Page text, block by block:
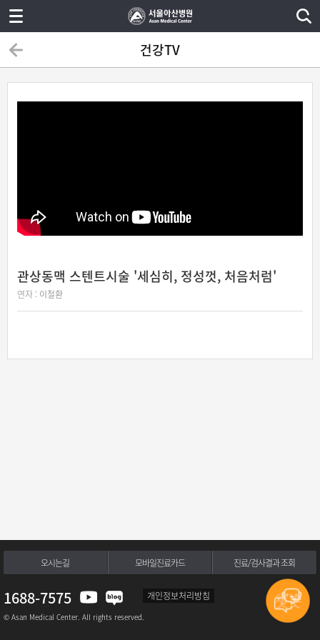
건강TV
관상동맥 스텐트시술 '세심히, 정성껏, 처음처럼'
연자 : 이철환
오시는길 모바일진료카드 진료/검사결과 조회
1688-7575 개인정보처리방침
© Asan Medical Center. All rights reserved.